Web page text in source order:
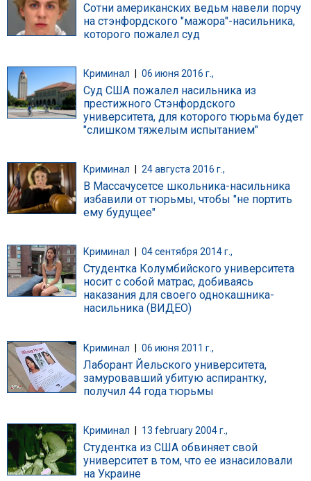
Сотни американских ведьм навели порчу
на стэнфордского "мажора"-насильника,
которого пожалел суд
Криминал 06 июня 2016 г.,
Суд США пожалел насильника из
престижного Стэнфордского
университета, для которого тюрьма будет
"слишком тяжелым испытанием"
Криминал 24 августа 2016 г.,
В Массачусетсе школьника-насильника
избавили от тюрьмы, чтобы "не портить
ему будущее"
Криминал 04 сентября 2014 г.,
Студентка Колумбийского университета
носит с собой матрас, добиваясь
наказания для своего однокашника-
насильника (ВИДЕО)
Криминал | 06 июня 2011 г.,
Лаборант Йельского университета,
замуровавший убитую аспирантку,
получил 44 года тюрьмы
Криминал 13 february 2004 г.,
Студентка из США обвиняет свой
университет в том, что ее изнасиловали
на Украине